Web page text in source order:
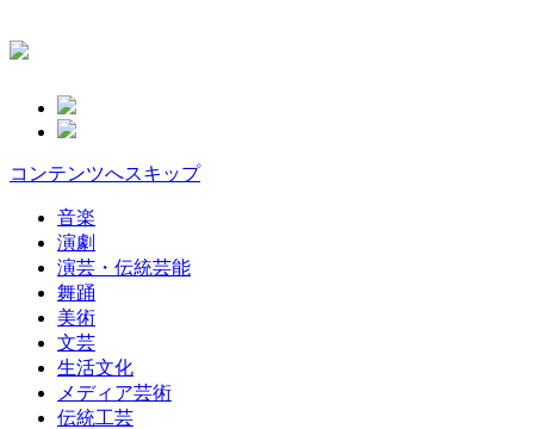
コンテンツへスキップ
音楽
演劇
演芸・伝統芸能
舞踊
美術
文芸
生活文化
メディア芸術
伝統工芸